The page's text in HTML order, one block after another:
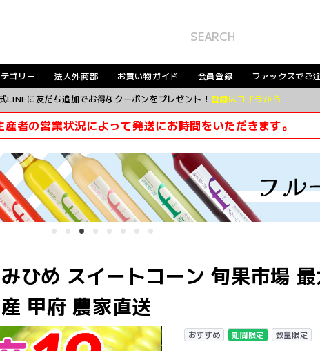
ゴリー 法人外商部 お買い物ガイド 会員登録
ファックスでご
LINEに友だち追加でお得なクーポンをプレゼント！ 登録はコチラから
者の営業状況によって発送にお時間をいただきます。
ひめ スイートコーン 旬果市場
甲府 農家直送
おすすめ 期間限定 数量限定